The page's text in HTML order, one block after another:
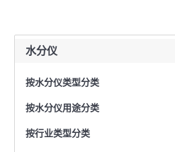
水分仪
按水分仪类型分类
按水分仪用途分类
按行业类型分类